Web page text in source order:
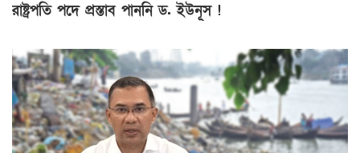
রাষ্ট্রপতি পদে প্রস্তাব পাননি ড. ইউনূস !